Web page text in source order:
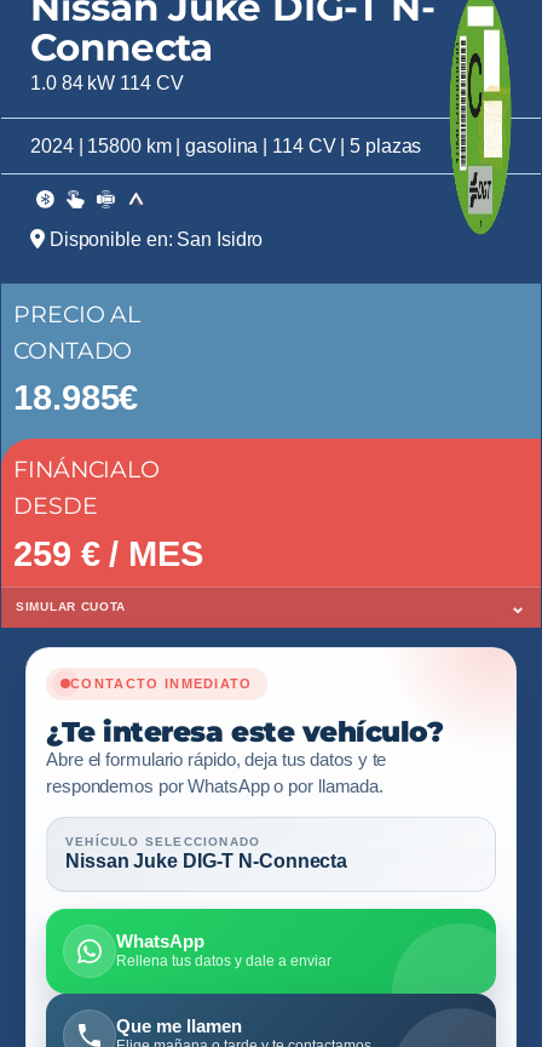
Connecta
1.0 84 kW 114 CV
2024 | 15800 km | gasolina | 114 CV | 5 plazas
Disponible en: San Isidro
PRECIO AL
CONTADO
18.985€
FINÁNCIALO
DESDE
259 € / MES
SIMULAR CUOTA ⌄
CONTACTO INMEDIATO
¿Te interesa este vehículo?
Abre el formulario rápido, deja tus datos y te
respondemos por WhatsApp o por llamada.
VEHÍCULO SELECCIONADO
Nissan Juke DIG-T N-Connecta
WhatsApp
Rellena tus datos y dale a enviar
Que me llamen